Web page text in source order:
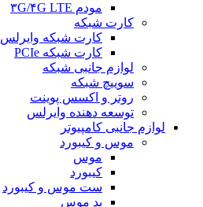
مودم ۳G/۴G LTE
کارت شبکه
کارت شبکه وایرلس USB
کارت شبکه PCIe
لوازم جانبی شبکه
سوییچ شبکه
روتر و اکسس پوینت
توسعه دهنده وایرلس
لوازم جانبی کامپیوتر
موس و کیبورد
موس
کیبورد
ست موس و کیبورد
پد موس